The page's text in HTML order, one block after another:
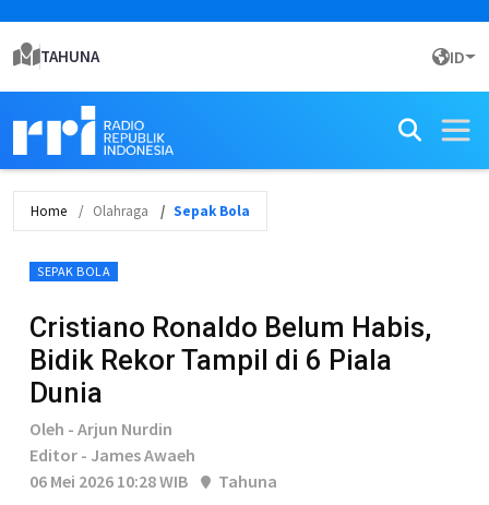
TAHUNA ID
Home Olahraga Sepak Bola
SEPAK BOLA
Cristiano Ronaldo Belum Habis,
Bidik Rekor Tampil di 6 Piala
Dunia
Oleh - Arjun Nurdin
Editor - James Awaeh
06 Mei 2026 10:28 WIB
Tahuna